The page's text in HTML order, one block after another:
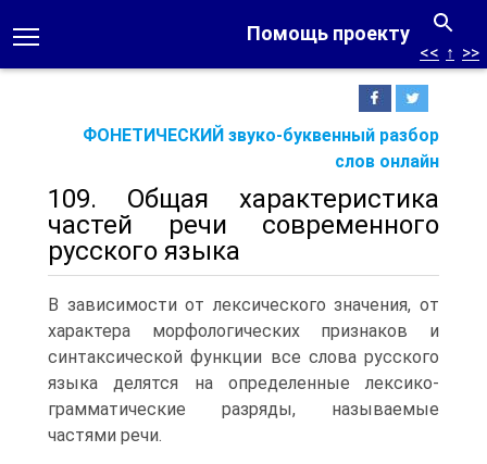
Помощь проекту
ФОНЕТИЧЕСКИЙ звуко-буквенный разбор
слов онлайн
<< ↑ >>
109. Общая характеристика
частей речи современного
русского языка
В зависимости от лексического значения, от
характера морфологических признаков и
синтаксической функции все слова русского
языка делятся на определенные лексико-
грамматические разряды, называемые
частями речи.